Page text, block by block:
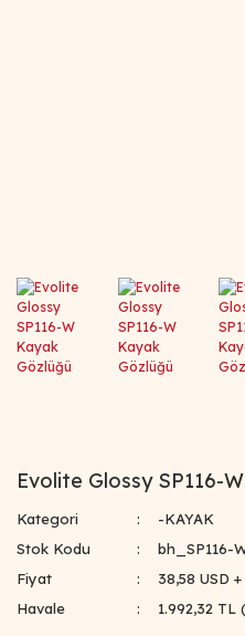
Evolite Glossy SP116-
Kategori
-KAYAK
Stok Kodu
bh_SP116-
Fiyat
38,58 USD
Havale
1.992,32 TL